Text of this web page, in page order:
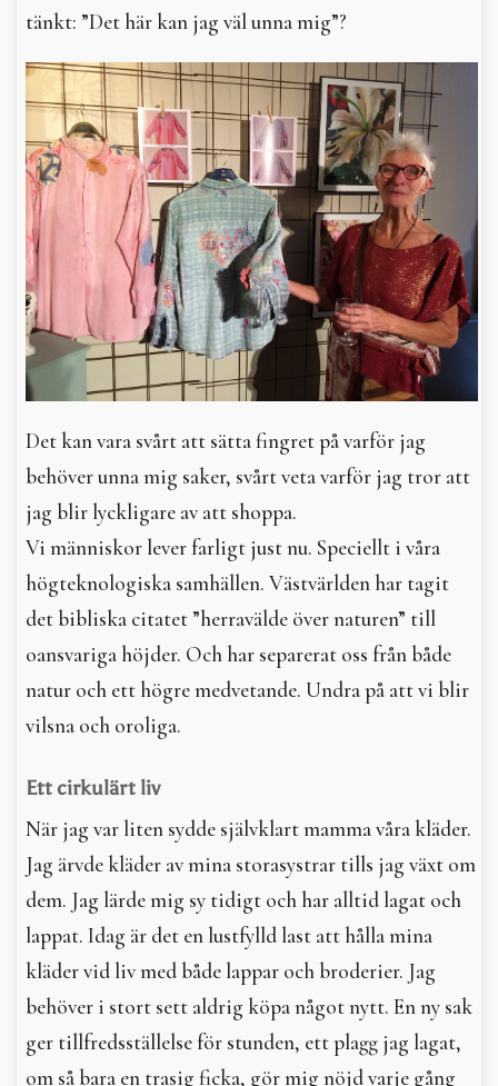
tänkt: ”Det här kan jag väl unna mig”?
Det kan vara svårt att sätta fingret på varför jag
behöver unna mig saker, svårt veta varför jag tror att
jag blir lyckligare av att shoppa.
Vi människor lever farligt just nu. Speciellt i våra
högteknologiska samhällen. Västvärlden har tagit
det bibliska citatet ”herravälde över naturen” till
oansvariga höjder. Och har separerat oss från både
natur och ett högre medvetande. Undra på att vi blir
vilsna och oroliga.
Ett cirkulärt liv
När jag var liten sydde självklart mamma våra kläder.
Jag ärvde kläder av mina storasystrar tills jag växt om
dem. Jag lärde mig sy tidigt och har alltid lagat och
lappat. Idag är det en lustfylld last att hålla mina
kläder vid liv med både lappar och broderier. Jag
behöver i stort sett aldrig köpa något nytt. En ny sak
ger tillfredsställelse för stunden, ett plagg jag lagat,
om så bara en trasig ficka, gör mig nöjd varje gång